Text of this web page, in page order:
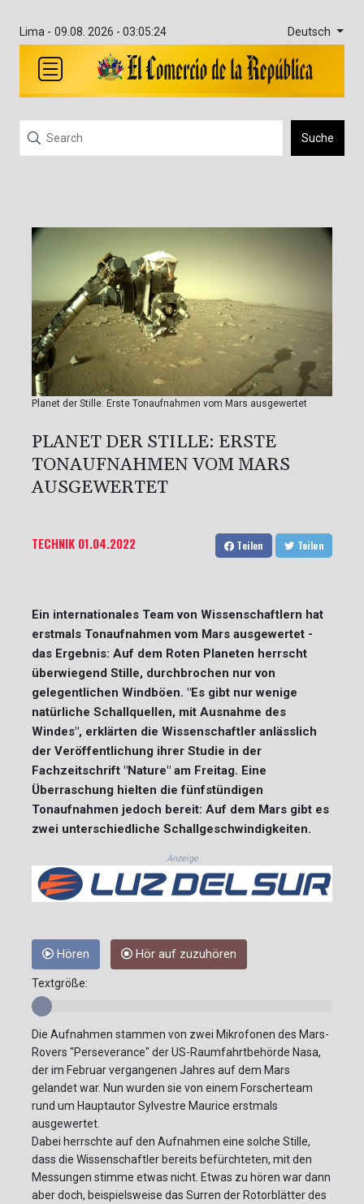
Lima - 09.08. 2026 - 03:05:24 Deutsch
Suche
Planet der Stille: Erste Tonaufnahmen vom Mars ausgewertet
PLANET DER STILLE: ERSTE
TONAUFNAHMEN VOM MARS
AUSGEWERTET
TECHNIK 01.04.2022 Teilen Teilen
Ein internationales Team von Wissenschaftlern hat
erstmals Tonaufnahmen vom Mars ausgewertet -
das Ergebnis: Auf dem Roten Planeten herrscht
überwiegend Stille, durchbrochen nur von
gelegentlichen Windböen. "Es gibt nur wenige
natürliche Schallquellen, mit Ausnahme des
Windes", erklärten die Wissenschaftler anlässlich
der Veröffentlichung ihrer Studie in der
Fachzeitschrift "Nature" am Freitag. Eine
Überraschung hielten die fünfstündigen
Tonaufnahmen jedoch bereit: Auf dem Mars gibt es
zwei unterschiedliche Schallgeschwindigkeiten.
Anzeige
Hören Hör auf zuzuhören
Textgröße:
Die Aufnahmen stammen von zwei Mikrofonen des Mars-
Rovers "Perseverance" der US-Raumfahrtbehörde Nasa,
der im Februar vergangenen Jahres auf dem Mars
gelandet war. Nun wurden sie von einem Forscherteam
rund um Hauptautor Sylvestre Maurice erstmals
ausgewertet.
Dabei herrschte auf den Aufnahmen eine solche Stille,
dass die Wissenschaftler bereits befürchteten, mit den
Messungen stimme etwas nicht. Etwas zu hören war dann
aber doch, beispielsweise das Surren der Rotorblätter des